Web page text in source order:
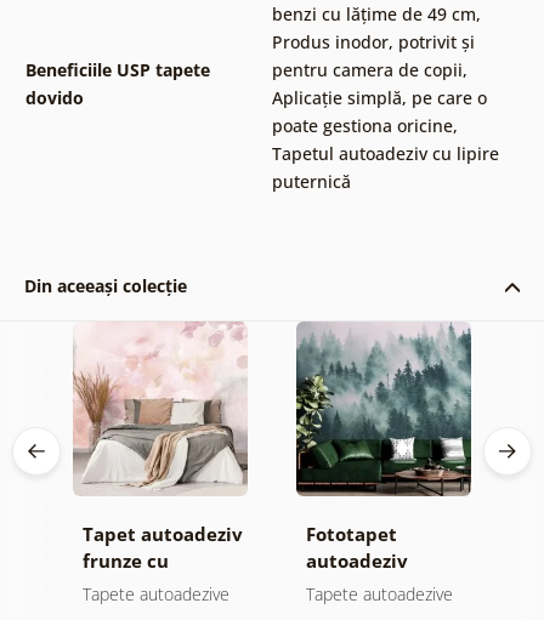
Beneficiile USP tapete
dovido
benzi cu lățime de 49 cm,
Produs inodor, potrivit și
pentru camera de copii,
Aplicație simplă, pe care o
poate gestiona oricine,
Tapetul autoadeziv cu lipire
puternică
Din aceeași colecție
Tapet autoadeziv
frunze cu
atingere
Tapete autoadezive
Fototapet
autoadeziv
pădure în ceață
Tapete autoadezive